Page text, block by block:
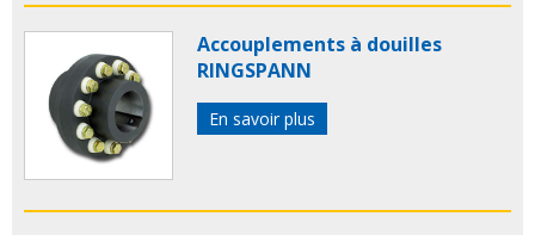
Accouplements à douilles
RINGSPANN
En savoir plus